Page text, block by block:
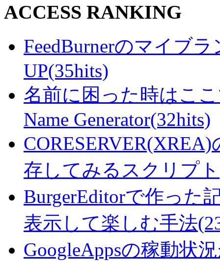
ACCESS RANKING
FeedBurnerのマイブ
UP(35hits)
名前に困った時はここ
Name Generator(32hits)
存してみるスクリプ
BurgerEditorで作った
表示して楽しむ手法
GoogleAppsの稼動状